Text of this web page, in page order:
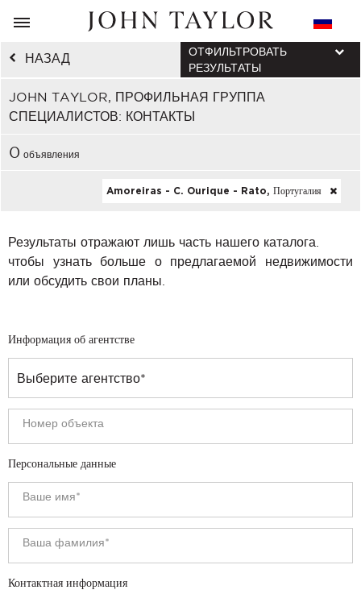
НАЗАД
JOHN TAYLOR, ПРОФИЛЬНАЯ ГРУППА
СПЕЦИАЛИСТОВ: КОНТАКТЫ
ОТФИЛЬТРОВАТЬ
РЕЗУЛЬТАТЫ
0 объявления
Amoreiras - C. Ourique - Rato, Португалия
Результаты отражают лишь часть нашего каталога.
чтобы узнать больше о предлагаемой недвижимости
или обсудить свои планы.
Информация об агентстве
Персональные данные
Контактная информация